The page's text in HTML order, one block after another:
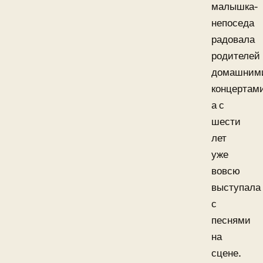
малышка-
непоседа
радовала
родителей
а с
шести
лет
уже
вовсю
выступала
с
песнями
на
сцене.